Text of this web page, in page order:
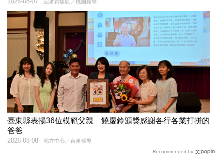
記者黃駿騏／桃園報導
臺東縣表揚36位模範父親 饒慶鈴頒獎感謝各行各業打拼的
爸爸
地方中心／台東報導
2026-08-08
Recommended by